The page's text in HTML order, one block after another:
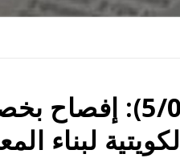
(5/05/2014):
لبناء